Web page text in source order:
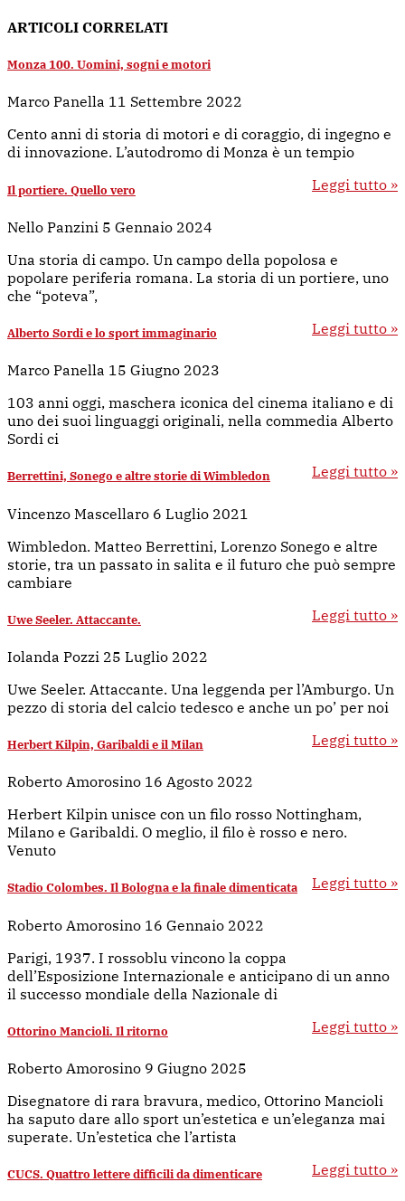
ARTICOLI CORRELATI
Monza 100. Uomini, sogni e motori
Marco Panella 11 Settembre 2022
Cento anni di storia di motori e di coraggio, di ingegno e
di innovazione. L’autodromo di Monza è un tempio
Leggi tutto »
Il portiere. Quello vero
Nello Panzini 5 Gennaio 2024
Una storia di campo. Un campo della popolosa e
popolare periferia romana. La storia di un portiere, uno
che “poteva”,
Leggi tutto »
Alberto Sordi e lo sport immaginario
Marco Panella 15 Giugno 2023
103 anni oggi, maschera iconica del cinema italiano e di
uno dei suoi linguaggi originali, nella commedia Alberto
Sordi ci
Leggi tutto »
Berrettini, Sonego e altre storie di Wimbledon
Vincenzo Mascellaro 6 Luglio 2021
Wimbledon. Matteo Berrettini, Lorenzo Sonego e altre
storie, tra un passato in salita e il futuro che può sempre
cambiare
Leggi tutto »
Uwe Seeler. Attaccante.
Iolanda Pozzi 25 Luglio 2022
Uwe Seeler. Attaccante. Una leggenda per l’Amburgo. Un
pezzo di storia del calcio tedesco e anche un po’ per noi
Leggi tutto »
Herbert Kilpin, Garibaldi e il Milan
Roberto Amorosino 16 Agosto 2022
Herbert Kilpin unisce con un filo rosso Nottingham,
Milano e Garibaldi. O meglio, il filo è rosso e nero.
Venuto
Leggi tutto »
Stadio Colombes. Il Bologna e la finale dimenticata
Roberto Amorosino 16 Gennaio 2022
Parigi, 1937. I rossoblu vincono la coppa
dell’Esposizione Internazionale e anticipano di un anno
il successo mondiale della Nazionale di
Leggi tutto »
Ottorino Mancioli. Il ritorno
Roberto Amorosino 9 Giugno 2025
Disegnatore di rara bravura, medico, Ottorino Mancioli
ha saputo dare allo sport un’estetica e un’eleganza mai
superate. Un’estetica che l’artista
Leggi tutto »
CUCS. Quattro lettere difficili da dimenticare